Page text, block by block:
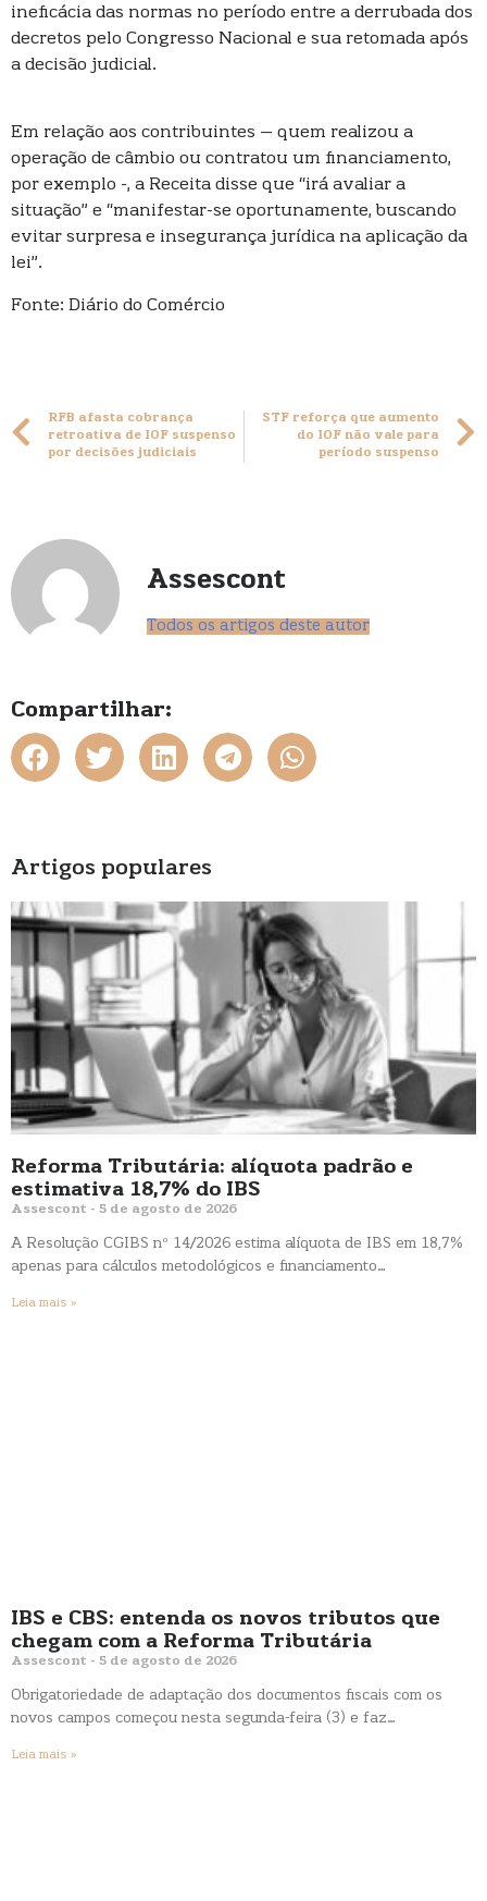
ineficácia das normas no período entre a derrubada dos
decretos pelo Congresso Nacional e sua retomada após
a decisão judicial.
Em relação aos contribuintes – quem realizou a
operação de câmbio ou contratou um financiamento,
por exemplo -, a Receita disse que “irá avaliar a
situação” e “manifestar-se oportunamente, buscando
evitar surpresa e insegurança jurídica na aplicação da
lei”.
Fonte: Diário do Comércio
RFB afasta cobrança
retroativa de IOF suspenso
por decisões judiciais
STF reforça que aumento
do IOF não vale para
período suspenso
Assescont
Todos os artigos deste autor
Compartilhar:
Artigos populares
Reforma Tributária: alíquota padrão e
estimativa 18,7% do IBS
Assescont 5 de agosto de 2026
A Resolução CGIBS nº 14/2026 estima alíquota de IBS em 18,7%
apenas para cálculos metodológicos e financiamento…
Leia mais »
IBS e CBS: entenda os novos tributos que
chegam com a Reforma Tributária
Assescont 5 de agosto de 2026
Obrigatoriedade de adaptação dos documentos fiscais com os
novos campos começou nesta segunda-feira (3) e faz…
Leia mais »